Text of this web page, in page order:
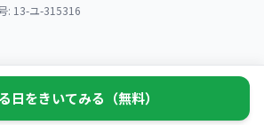
: 13-ユ-315316
日をきいてみる（無料）